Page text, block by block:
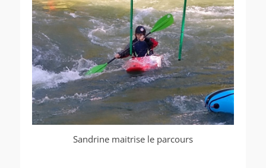
Sandrine maitrise le parcours